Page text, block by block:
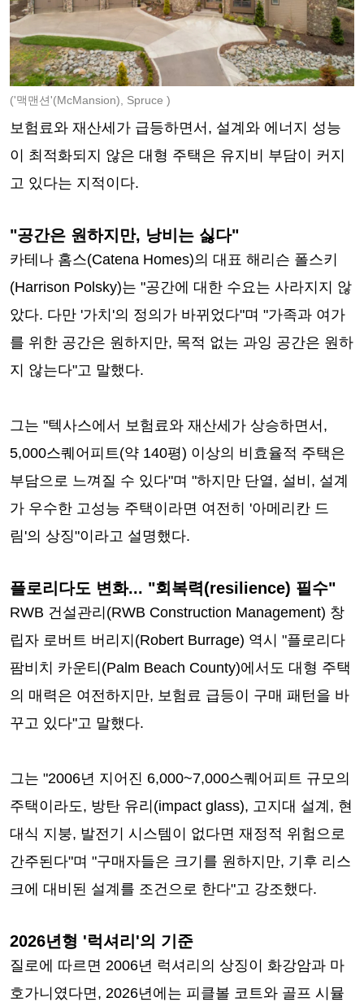
('맥맨션'(McMansion), Spruce )
보험료와 재산세가 급등하면서, 설계와 에너지 성능
이 최적화되지 않은 대형 주택은 유지비 부담이 커지
고 있다는 지적이다.
"공간은 원하지만, 낭비는 싫다"
카테나 홈스(Catena Homes)의 대표 해리슨 폴스키
(Harrison Polsky)는 "공간에 대한 수요는 사라지지 않
았다. 다만 '가치'의 정의가 바뀌었다"며 "가족과 여가
를 위한 공간은 원하지만, 목적 없는 과잉 공간은 원하
지 않는다"고 말했다.
그는 "텍사스에서 보험료와 재산세가 상승하면서,
5,000스퀘어피트(약 140평) 이상의 비효율적 주택은
부담으로 느껴질 수 있다"며 "하지만 단열, 설비, 설계
가 우수한 고성능 주택이라면 여전히 '아메리칸 드
림'의 상징"이라고 설명했다.
플로리다도 변화... "회복력(resilience) 필수"
RWB 건설관리(RWB Construction Management) 창
립자 로버트 버리지(Robert Burrage) 역시 "플로리다
팜비치 카운티(Palm Beach County)에서도 대형 주택
의 매력은 여전하지만, 보험료 급등이 구매 패턴을 바
꾸고 있다"고 말했다.
그는 "2006년 지어진 6,000~7,000스퀘어피트 규모의
주택이라도, 방탄 유리(impact glass), 고지대 설계, 현
대식 지붕, 발전기 시스템이 없다면 재정적 위험으로
간주된다"며 "구매자들은 크기를 원하지만, 기후 리스
크에 대비된 설계를 조건으로 한다"고 강조했다.
2026년형 '럭셔리'의 기준
질로에 따르면 2006년 럭셔리의 상징이 화강암과 마
호가니였다면, 2026년에는 피클볼 코트와 골프 시뮬